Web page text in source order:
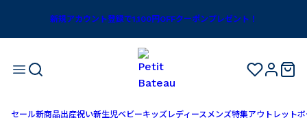
新規アカウント登録で1,100円OFFクーポンプレゼント！
セール新商品出産祝い新生児ベビーキッズ レディースメンズ特集アウトレットボ